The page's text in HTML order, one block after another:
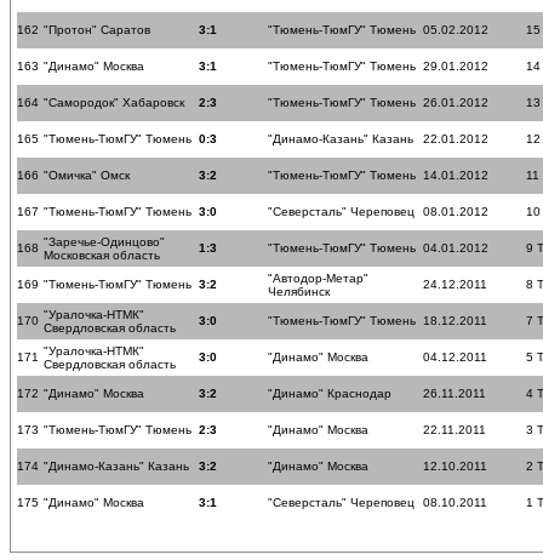
162 "Протон" Саратов 3:1 "Тюмень-ТюмГУ" Тюмень 05.02.2012 15
163 "Динамо" Москва 3:1 "Тюмень-ТюмГУ" Тюмень 29.01.2012 14
164 "Самородок" Хабаровск 2:3 "Тюмень-ТюмГУ" Тюмень 26.01.2012 13
165 "Тюмень-ТюмГУ" Тюмень 0:3 "Динамо-Казань" Казань 22.01.2012 12
166 "Омичка" Омск 3:2 "Тюмень-ТюмГУ" Тюмень 14.01.2012 11
167 "Тюмень-ТюмГУ" Тюмень 3:0 "Северсталь" Череповец 08.01.2012 10
168 "Заречье-Одинцово"
Московская область
1:3 "Тюмень-ТюмГУ" Тюмень 04.01.2012 9
169 "Тюмень-ТюмГУ" Тюмень 3:2
"Автодор-Метар"
Челябинск
24.12.2011 8
170 "Уралочка-НТМК"
Свердловская область
3:0 "Тюмень-ТюмГУ" Тюмень 18.12.2011 7
171 "Уралочка-НТМК"
Свердловская область
3:0 "Динамо" Москва 04.12.2011 5
172 "Динамо" Москва 3:2 "Динамо" Краснодар 26.11.2011 4
173 "Тюмень-ТюмГУ" Тюмень 2:3 "Динамо" Москва 22.11.2011 3
174 "Динамо-Казань" Казань 3:2 "Динамо" Москва 12.10.2011 2
175 "Динамо" Москва 3:1 "Северсталь" Череповец 08.10.2011 1